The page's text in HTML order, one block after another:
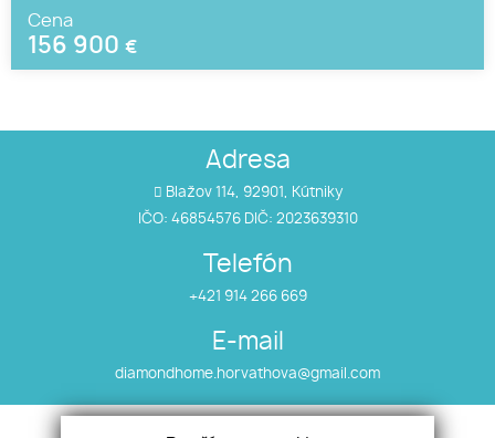
Cena
156 900 €
Adresa
Blažov 114, 92901, Kútniky
IČO: 46854576 DIČ: 2023639310
Telefón
+421 914 266 669
E-mail
diamondhome.horvathova@gmail.com